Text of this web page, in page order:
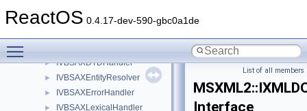
ReactOS 0.4.17-dev-590-gbc0a1de
► IVBSAXAttributes
► IVBSAXDTDHandler
► IVBSAXEntityResolver
► IVBSAXErrorHandler
► IVBSAXLexicalHandler
List of all members
Interface